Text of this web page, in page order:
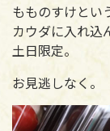
もものすけとい
カウダに入れ込
土日限定。
お見逃しなく。